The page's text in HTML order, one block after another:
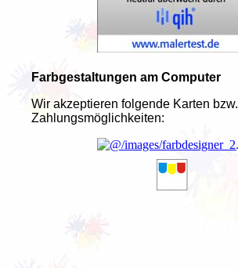
Farbgestaltungen am Computer
Wir akzeptieren folgende Karten bzw.
Zahlungsmöglichkeiten: